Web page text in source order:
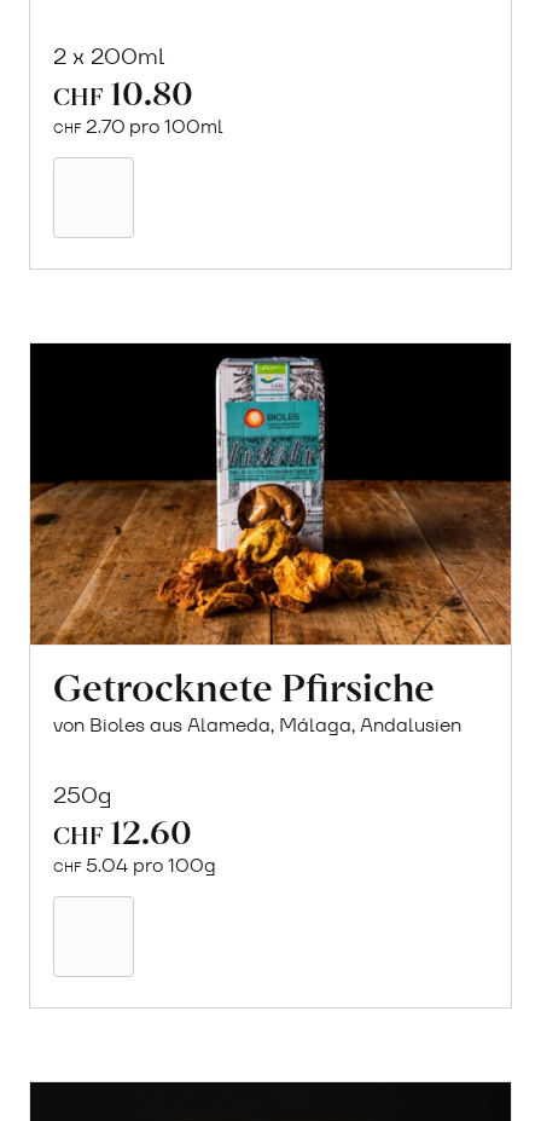
2 x 200ml
CHF 10.80
CHF 2.70 pro 100ml
Getrocknete Pfirsiche
von Bioles aus Alameda, Málaga, Andalusien
250g
CHF 12.60
CHF 5.04 pro 100g